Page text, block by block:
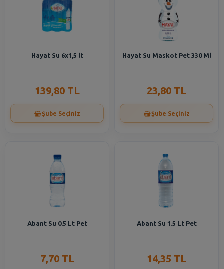
Hayat Su 6x1,5 lt
139,80 TL
Şube Seçiniz
Hayat Su Maskot Pet 330 Ml
23,80 TL
Şube Seçiniz
Abant Su 0.5 Lt Pet
7,70 TL
Abant Su 1.5 Lt Pet
14,35 TL